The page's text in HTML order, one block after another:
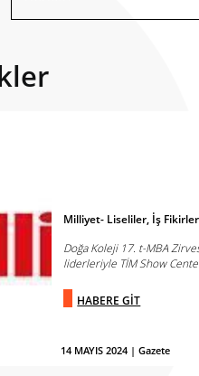
14 MAYIS 2024 | Gazete
Milliyet- Liseliler, İş
Doğa Koleji 17. t-MBA
liderleriyle TİM Show
HABERE GİT